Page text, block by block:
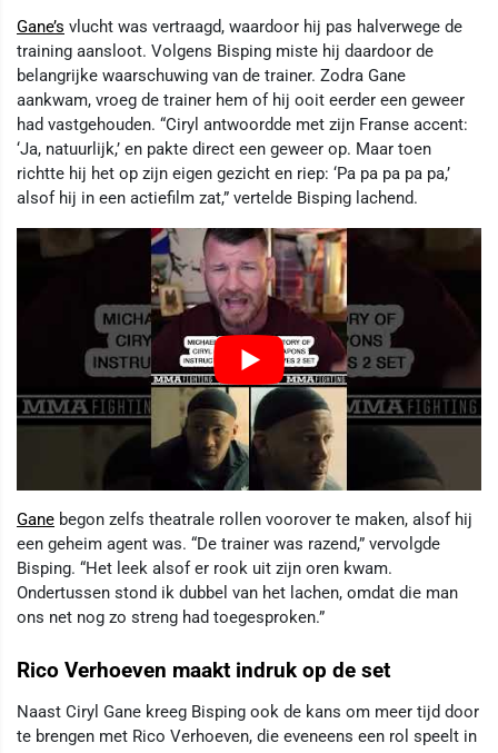
Gane’s vlucht was vertraagd, waardoor hij pas halverwege de
training aansloot. Volgens Bisping miste hij daardoor de
belangrijke waarschuwing van de trainer. Zodra Gane
aankwam, vroeg de trainer hem of hij ooit eerder een geweer
had vastgehouden. “Ciryl antwoordde met zijn Franse accent:
‘Ja, natuurlijk,’ en pakte direct een geweer op. Maar toen
richtte hij het op zijn eigen gezicht en riep: ‘Pa pa pa pa pa,’
alsof hij in een actiefilm zat,” vertelde Bisping lachend.
Gane begon zelfs theatrale rollen voorover te maken, alsof hij
een geheim agent was. “De trainer was razend,” vervolgde
Bisping. “Het leek alsof er rook uit zijn oren kwam.
Ondertussen stond ik dubbel van het lachen, omdat die man
ons net nog zo streng had toegesproken.”
Rico Verhoeven maakt indruk op de set
Naast Ciryl Gane kreeg Bisping ook de kans om meer tijd door
te brengen met Rico Verhoeven, die eveneens een rol speelt in